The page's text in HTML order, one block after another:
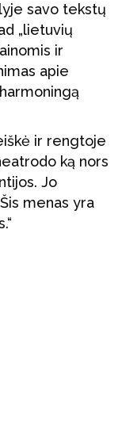
savo tekstų
„lietuvių
ir
apie
ir rengtoje
ką nors
Jo
menas yra